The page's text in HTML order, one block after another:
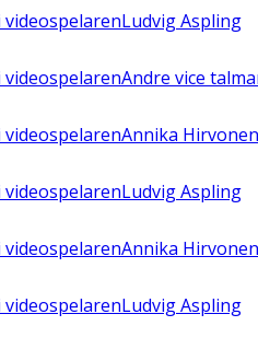
videospelarenLudvig Aspling
Andre vice
videospelarenAnnika Hirvonen
videospelarenLudvig Aspling
videospelarenAnnika Hirvonen
videospelarenLudvig Aspling